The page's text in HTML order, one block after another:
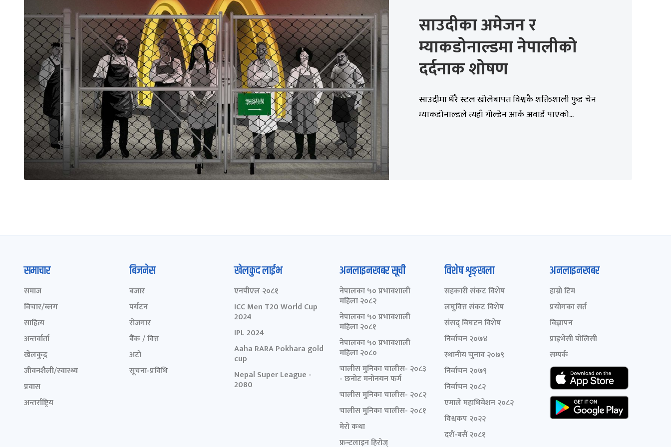
साउदीका अमेजन र
म्याकडोनाल्डमा नेपालीको
दर्दनाक शोषण
साउदीमा धेरै स्टल खोलेबापत विश्वकै शक्तिशाली फुड चेन
म्याकडोनाल्डले त्यहाँ गोल्डेन आर्क अवार्ड पाएको...
समाचार
समाज
विचार/ब्लग
साहित्य
अन्तर्वार्ता
खेलकुद़़
जीवनशैली/स्वास्थ्य
प्रवास
अन्तर्राष्ट्रिय
बिजनेस
बजार
पर्यटन
रोजगार
बैंक / वित्त
अटो
सूचना-प्रविधि
खेलकुद लाईभ
एनपीएल २०८१
ICC Men T20 World Cup
2024
IPL 2024
Aaha RARA Pokhara gold
cup
Nepal Super League -
2080
अनलाइनखबर सूची
नेपालका ५० प्रभावशाली
महिला २०८२
नेपालका ५० प्रभावशाली
महिला २०८१
नेपालका ५० प्रभावशाली
महिला २०८०
चालीस मुनिका चालीस- २०८३
- छनोट मनोनयन फर्म
चालीस मुनिका चालीस- २०८२
चालीस मुनिका चालीस- २०८१
मेरो कथा
फ्रन्टलाइन हिरोज्
विशेष शृङ्खला
सहकारी संकट विशेष
लघुवित्त संकट विशेष
संसद् विघटन विशेष
निर्वाचन २०७४
स्थानीय चुनाव २०७९
निर्वाचन २०७९
निर्वाचन २०८२
एमाले महाधिवेशन २०८२
विश्वकप २०२२
दशैं-बसैं २०८१
अनलाइनखबर
हाम्रो टिम
प्रयोगका सर्त
विज्ञापन
प्राइभेसी पोलिसी
सम्पर्क